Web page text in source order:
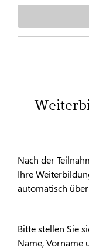
Nach der
Ihre
automatisch
Bitte stellen Sie
Name, Vorname